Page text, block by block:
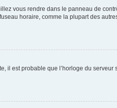
vous rendre dans le panneau de
horaire, comme la plupart des
il est probable que l’horloge du